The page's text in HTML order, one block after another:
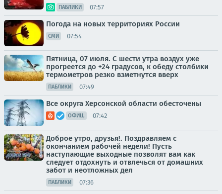
ПАБЛИКИ 07:57
Погода на новых территориях России
СМИ 07:54
Пятница, 07 июля. С шести утра воздух уже
прогреется до +24 градусов, к обеду столбики
термометров резко взметнутся вверх
ПАБЛИКИ 07:49
Все округа Херсонской области обесточены
ОФИЦ. 07:42
Доброе утро, друзья!. Поздравляем с
окончанием рабочей недели! Пусть
наступающие выходные позволят вам как
следует отдохнуть и отвлечься от домашних
забот и неотложных дел
ПАБЛИКИ 07:36